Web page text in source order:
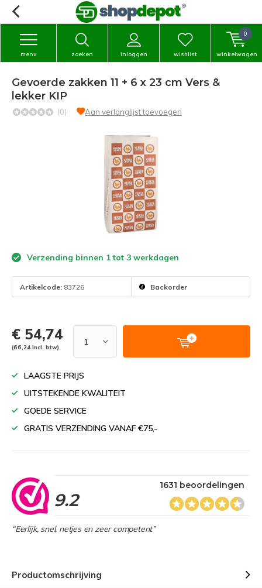
zoeken inloggen
menu wishlist winkelwagen
0
Gevoerde zakken 11 + 6 x 23 cm Vers &
lekker KIP
(0) Aan verlanglijst toevoegen
Verzending binnen 1 tot 3 werkdagen
Artikelcode: 83726 Backorder
€ 54,74
(66,24 Incl. btw)
LAAGSTE PRIJS
UITSTEKENDE KWALITEIT
GOEDE SERVICE
GRATIS VERZENDING VANAF €75,-
9.2
1631 beoordelingen
“Eerlijk, snel, netjes en zeer competent”
Productomschrijving